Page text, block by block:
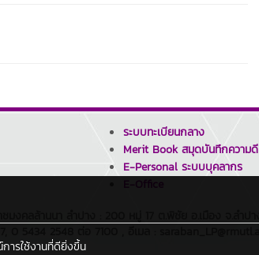
ระบบทะเบียนกลาง
Merit Book สมุดบันทึกความดี
E-Personal ระบบบุคลากร
E-Office
การใช้งานที่ดียิ่งขึ้น